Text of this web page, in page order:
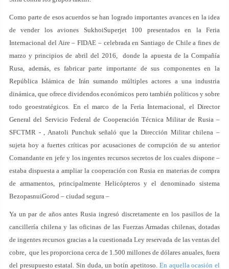
Como parte de esos acuerdos se han logrado importantes avances en la idea
de vender los aviones SukhoiSuperjet 100 presentados en la Feria
Internacional del Aire – FIDAE – celebrada en Santiago de Chile a fines de
marzo y principios de abril del 2016, donde la apuesta de la Compañía
Rusa, además, es fabricar parte importante de sus componentes en la
República Islámica de Irán sumando múltiples actores a una industria
dinámica, que ofrece dividendos económicos pero también políticos y sobre
todo geoestratégicos. En el marco de la Feria Internacional, el Director
General del Servicio Federal de Cooperación Técnica Militar de Rusia –
SFCTMR - , Anatoli Punchuk señaló que la Dirección Militar chilena –
sujeta hoy a fuertes críticas por acusaciones de corrupción de su anterior
Comandante en jefe y los ingentes recursos secretos de los cuales dispone –
estaba dispuesta a ampliar la cooperación con Rusia en materias de compra
de armamentos, principalmente Helicópteros y el denominado sistema
BezopasnuiGorod – ciudad segura –
Ya un par de años antes Rusia ingresó discretamente en los pasillos de la
cancillería chilena y las oficinas de las Fuerzas Armadas chilenas, dotadas
de ingentes recursos gracias a la cuestionada Ley reservada de las ventas del
cobre, que les proporciona cerca de 1.500 millones de dólares anuales, fuera
del presupuesto estatal. Sin duda, un botín apetitoso. En aquella ocasión el